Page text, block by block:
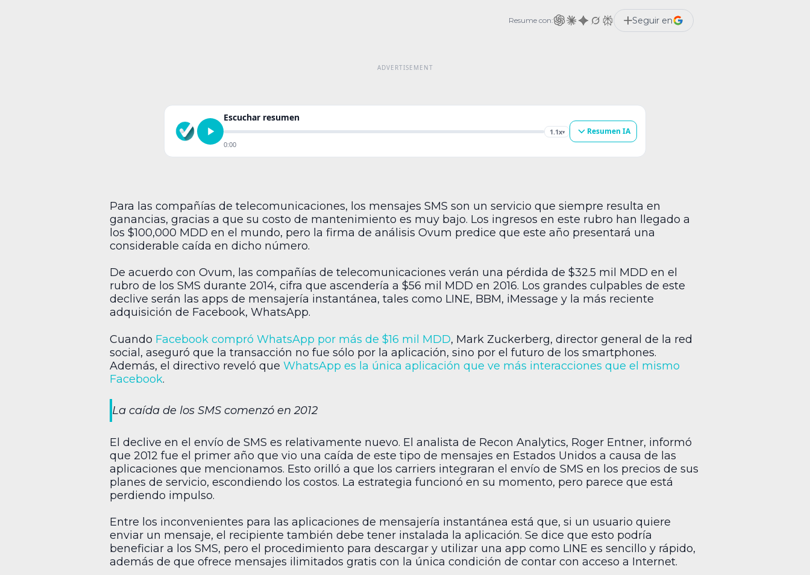
predice que este año presentará una
considerable caída en […]
Resume con: Seguir en
Escuchar resumen
1.1x▾
0:00
Resumen IA
Para las compañías de telecomunicaciones, los mensajes SMS son un servicio que siempre resulta en
ganancias, gracias a que su costo de mantenimiento es muy bajo. Los ingresos en este rubro han llegado a
los $100,000 MDD en el mundo, pero la firma de análisis Ovum predice que este año presentará una
considerable caída en dicho número.
De acuerdo con Ovum, las compañías de telecomunicaciones verán una pérdida de $32.5 mil MDD en el
rubro de los SMS durante 2014, cifra que ascendería a $56 mil MDD en 2016. Los grandes culpables de este
declive serán las apps de mensajería instantánea, tales como LINE, BBM, iMessage y la más reciente
adquisición de Facebook, WhatsApp.
Cuando Facebook compró WhatsApp por más de $16 mil MDD, Mark Zuckerberg, director general de la red
social, aseguró que la transacción no fue sólo por la aplicación, sino por el futuro de los smartphones.
Además, el directivo reveló que WhatsApp es la única aplicación que ve más interacciones que el mismo
Facebook.
La caída de los SMS comenzó en 2012
El declive en el envío de SMS es relativamente nuevo. El analista de Recon Analytics, Roger Entner, informó
que 2012 fue el primer año que vio una caída de este tipo de mensajes en Estados Unidos a causa de las
aplicaciones que mencionamos. Esto orilló a que los carriers integraran el envío de SMS en los precios de sus
planes de servicio, escondiendo los costos. La estrategia funcionó en su momento, pero parece que está
perdiendo impulso.
Entre los inconvenientes para las aplicaciones de mensajería instantánea está que, si un usuario quiere
enviar un mensaje, el recipiente también debe tener instalada la aplicación. Se dice que esto podría
beneficiar a los SMS, pero el procedimiento para descargar y utilizar una app como LINE es sencillo y rápido,
además de que ofrece mensajes ilimitados gratis con la única condición de contar con acceso a Internet.